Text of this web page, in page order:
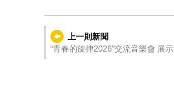
上一則新聞
“青春的旋律2026”交流音樂會 展